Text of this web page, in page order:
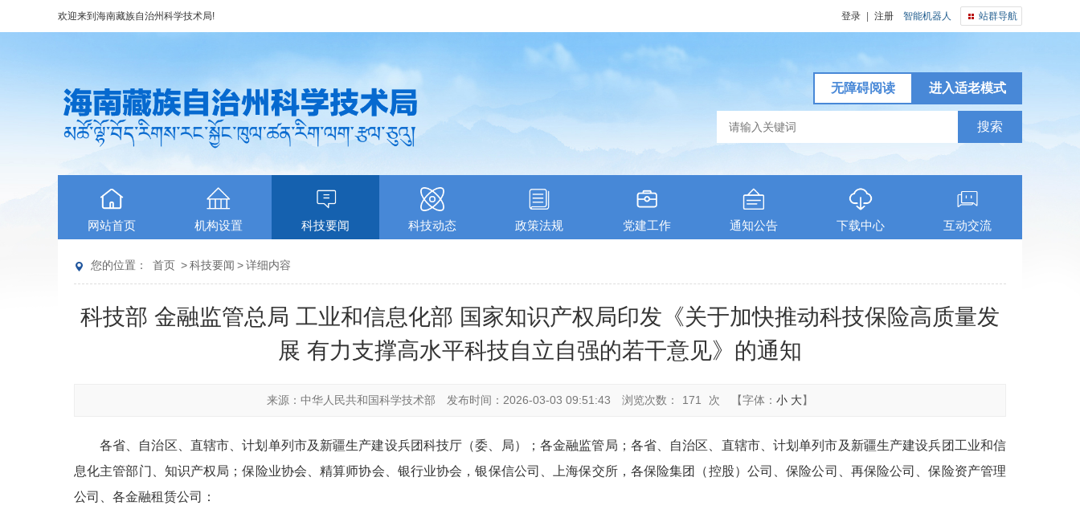
站群导航
登录 注册 智能机器人
欢迎来到 海南藏族自治州科学技术局!
进入适老模式
无障碍阅读
网站首页 机构设置 科技要闻 科技动态 政策法规 党建工作 通知公告 下载中心 互动交流
您的位置： 首页 >科技要闻 >详细内容
科技部 金融监管总局 工业和信息化部 国家知识产权局印发《关于加快推动科技保险高质量发
展 有力支撑高水平科技自立自强的若干意见》的通知
来源：中华人民共和国科学技术部 发布时间：2026-03-03 09:51:43 浏览次数： 171 次 【字体： 小 大】
各省、自治区、直辖市、计划单列市及新疆生产建设兵团科技厅（委、局）；各金融监管局；各省、自治区、直辖市、计划单列市及新疆生产建设兵团工业和信
息化主管部门、知识产权局；保险业协会、精算师协会、银行业协会，银保信公司、上海保交所，各保险集团（控股）公司、保险公司、再保险公司、保险资产管理
公司、各金融租赁公司：